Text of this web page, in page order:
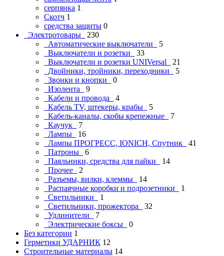
серпянка 1
Скотч 1
средства защиты 0
Электротовары
230
Автоматические выключатели
5
Выключатели и розетки
33
Выключатели и розетки UNIVersal
21
Двойники, тройники, переходники
5
Звонки и кнопки
0
Изолента
9
Кабели и провода
4
Кабель TV, штекеры, крабы
5
Кабель-каналы, скобы крепежные
7
Каучук
7
Лампы
16
Лампы ПРОГРЕСС, IONICH, Спутник
41
Патроны
6
Паяльники, средства для пайки
14
Прочее
2
Разъемы, вилки, клеммы
14
Распаячные коробки и подрозетники
1
Светильники
1
Светильники, прожектора
32
Удлинители
7
Электрические боксы
0
Без категории 1
Герметики УДАРНИК 12
Строительные материалы 14